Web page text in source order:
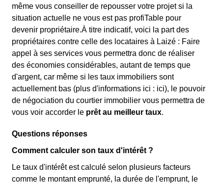
même vous conseiller de repousser votre projet si la
situation actuelle ne vous est pas profiTable pour
devenir propriétaire.À titre indicatif, voici la part des
propriétaires contre celle des locataires à Laizé : Faire
appel à ses services vous permettra donc de réaliser
des économies considérables, autant de temps que
d'argent, car même si les taux immobiliers sont
actuellement bas (plus d'informations ici : ici), le pouvoir
de négociation du courtier immobilier vous permettra de
vous voir accorder le prêt au meilleur taux.
Questions réponses
Comment calculer son taux d'intérêt ?
Le taux d'intérêt est calculé selon plusieurs facteurs
comme le montant emprunté, la durée de l'emprunt, le